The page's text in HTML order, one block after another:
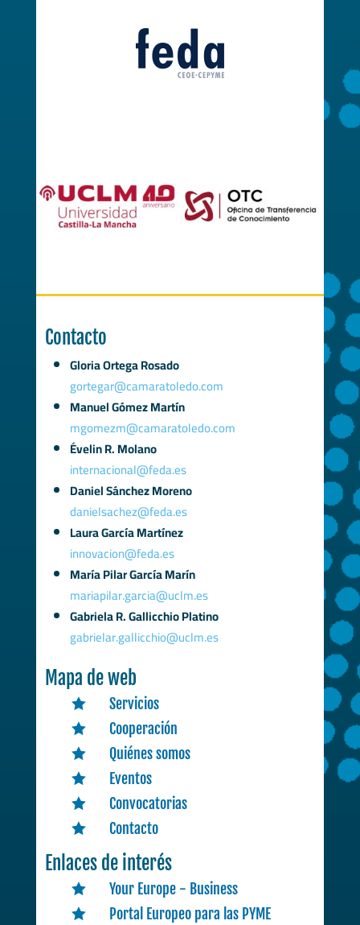
Contacto
Gloria Ortega Rosado
gortegar@camaratoledo.com
Manuel Gómez Martín
mgomezm@camaratoledo.com
Évelin R. Molano
internacional@feda.es
Daniel Sánchez Moreno
danielsachez@feda.es
Laura García Martínez
innovacion@feda.es
María Pilar García Marín
mariapilar.garcia@uclm.es
Gabriela R. Gallicchio Platino
gabrielar.gallicchio@uclm.es
Mapa de web
 Servicios
 Cooperación
 Quiénes somos
 Eventos
 Convocatorias
 Contacto
Enlaces de interés
 Your Europe - Business
 Portal Europeo para las PYME